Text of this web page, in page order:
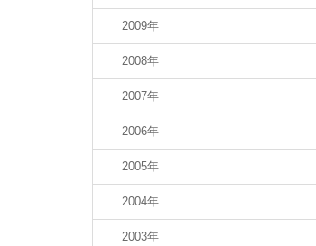
2009年
2008年
2007年
2006年
2005年
2004年
2003年